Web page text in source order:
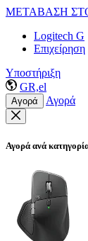
ΜΕΤΑΒΑΣΗ
Logitech G
Επιχείρηση
Υποστήριξη
GR,el
Αγορά Αγορά
Αγορά ανά